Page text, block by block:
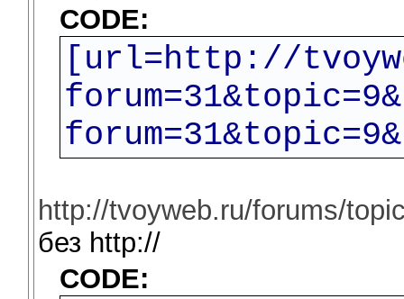
CODE:
[url=http://
http://tvoyweb.ru/forums/
без http://
CODE: